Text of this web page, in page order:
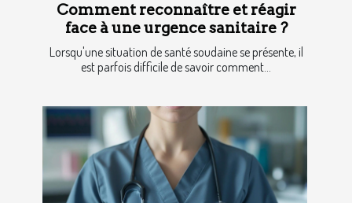
Comment reconnaître et réagir
face à une urgence sanitaire ?
Lorsqu'une situation de santé soudaine se présente, il
est parfois difficile de savoir comment...